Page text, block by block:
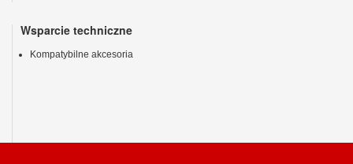
Wsparcie techniczne
Kompatybilne akcesoria